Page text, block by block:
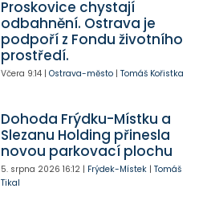
Proskovice chystají
odbahnění. Ostrava je
podpoří z Fondu životního
prostředí.
Včera 9:14| Ostrava-město| Tomáš Kořistka
Dohoda Frýdku-Místku a
Slezanu Holding přinesla
novou parkovací plochu
5. srpna 2026 16:12| Frýdek-Místek| Tomáš
Tikal